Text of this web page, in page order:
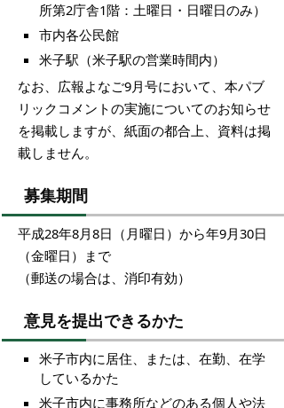
所第2庁舎1階：土曜日・日曜日のみ）
市内各公民館
米子駅（米子駅の営業時間内）
なお、広報よなご9月号において、本パブ
リックコメントの実施についてのお知らせ
を掲載しますが、紙面の都合上、資料は掲
載しません。
募集期間
平成28年8月8日（月曜日）から年9月30日
（金曜日）まで
（郵送の場合は、消印有効）
意見を提出できるかた
米子市内に居住、または、在勤、在学
しているかた
米子市内に事務所などのある個人や法